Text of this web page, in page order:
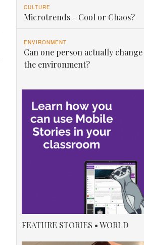
CULTURE
Microtrends - Cool or Chaos?
ENVIRONMENT
Can one person actually change
the environment?
FEATURE STORIES • WORLD